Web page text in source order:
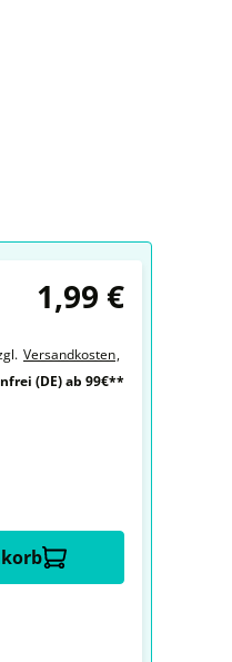
1,99 €
Versandkosten,
(DE) ab 99€**